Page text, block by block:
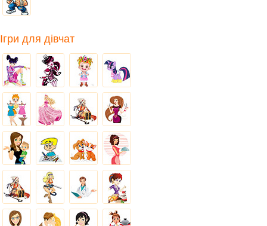
Ігри для дівчат